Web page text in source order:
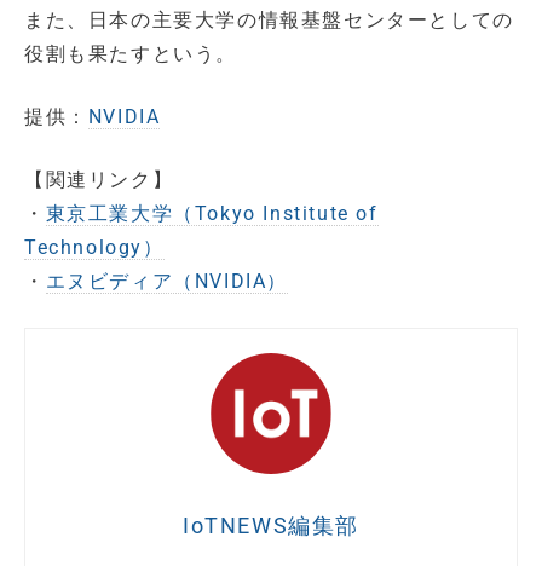
また、日本の主要大学の情報基盤センターとしての
役割も果たすという。
提供： NVIDIA
【関連リンク】
・ 東京工業大学（Tokyo Institute of
Technology）
・ エヌビディア（NVIDIA）
IoTNEWS編集部